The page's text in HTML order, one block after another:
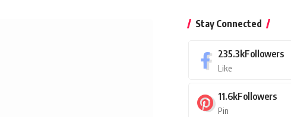
Stay Connected
235.3kFollowers
Like
11.6kFollowers
Pin